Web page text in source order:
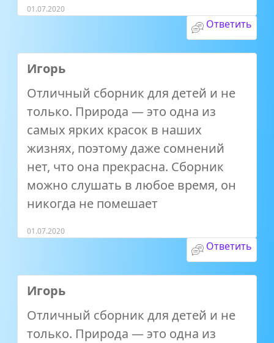
01.07.2020
Ответить
Игорь
Отличный сборник для детей и не
только. Природа — это одна из
самых ярких красок в наших
жизнях, поэтому даже сомнений
нет, что она прекрасна. Сборник
можно слушать в любое время, он
никогда не помешает
01.07.2020
Ответить
Игорь
Отличный сборник для детей и не
только. Природа — это одна из